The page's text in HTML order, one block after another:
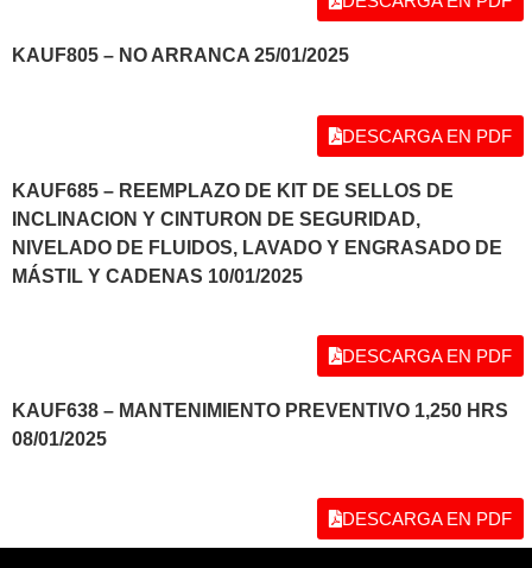
KAUF805 – NO ARRANCA 25/01/2025
DESCARGA EN PDF
KAUF685 – REEMPLAZO DE KIT DE SELLOS DE
INCLINACION Y CINTURON DE SEGURIDAD,
NIVELADO DE FLUIDOS, LAVADO Y ENGRASADO DE
MÁSTIL Y CADENAS 10/01/2025
DESCARGA EN PDF
KAUF638 – MANTENIMIENTO PREVENTIVO 1,250 HRS
08/01/2025
DESCARGA EN PDF